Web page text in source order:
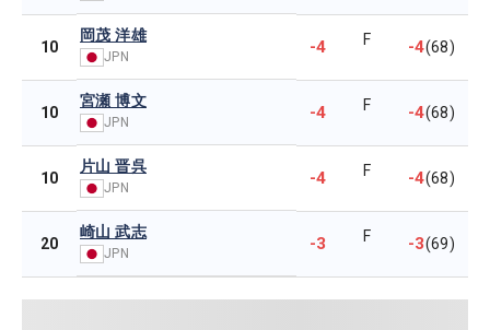
10
岡茂 洋雄
JPN -4 F -4(68)
10
宮瀬 博文
JPN -4 F -4(68)
10
片山 晋呉
JPN -4 F -4(68)
20
崎山 武志
JPN -3 F -3(69)